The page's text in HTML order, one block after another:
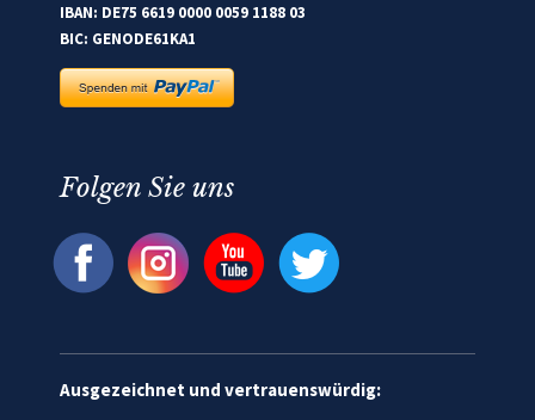
IBAN: DE75 6619 0000 0059 1188 03
BIC: GENODE61KA1
Folgen Sie uns
Ausgezeichnet und vertrauenswürdig: